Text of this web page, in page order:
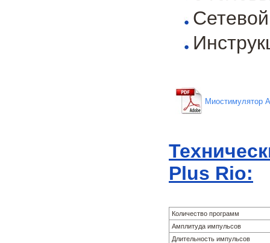
Миостимулятор
Plus Rio:
Количество программ
Амплитуда импульсов
Длительность импульсов